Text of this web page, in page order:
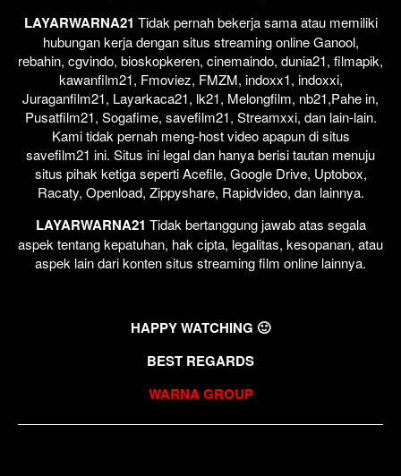
LAYARWARNA21 Tidak pernah bekerja sama atau memiliki
hubungan kerja dengan situs streaming online Ganool,
rebahin, cgvindo, bioskopkeren, cinemaindo, dunia21, filmapik,
kawanfilm21, Fmoviez, FMZM, indoxx1, indoxxi,
Juraganfilm21, Layarkaca21, lk21, Melongfilm, nb21,Pahe in,
Pusatfilm21, Sogafime, savefilm21, Streamxxi, dan lain-lain.
Kami tidak pernah meng-host video apapun di situs
savefilm21 ini. Situs ini legal dan hanya berisi tautan menuju
situs pihak ketiga seperti Acefile, Google Drive, Uptobox,
Racaty, Openload, Zippyshare, Rapidvideo, dan lainnya.
LAYARWARNA21 Tidak bertanggung jawab atas segala
aspek tentang kepatuhan, hak cipta, legalitas, kesopanan, atau
aspek lain dari konten situs streaming film online lainnya.
HAPPY WATCHING 🙂
BEST REGARDS
WARNA GROUP